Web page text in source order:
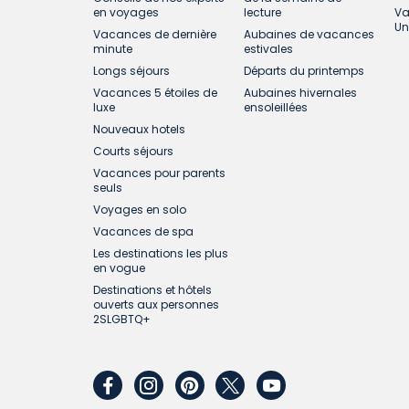
k) Les voyagistes ou les compagnies
contrôle direct ou indirect. Nous ne
réclamations, pertes, dommages, coûts ou
retard et d’une perte de jouissance.
l) VacancesSellOff.com n’est pas
fournisseur de services de voyage figurant
m) Certains hôtels imposent désormais
place à l'hôtel au moment de
n) Aucun employé, conseiller en voyages
et d’y renoncer.
en voyages
Vacances de dernière
minute
Longs séjours
Vacances 5 étoiles de
luxe
Nouveaux hotels
Courts séjours
Vacances pour parents
seuls
Voyages en solo
Vacances de spa
Les destinations les plus
en vogue
Destinations et hôtels
ouverts aux personnes
2SLGBTQ+
lecture
Aubaines de vacances
estivales
Départs du printemps
Aubaines hivernales
ensoleillées
facebookinstagram
pinterest
twitteryoutube